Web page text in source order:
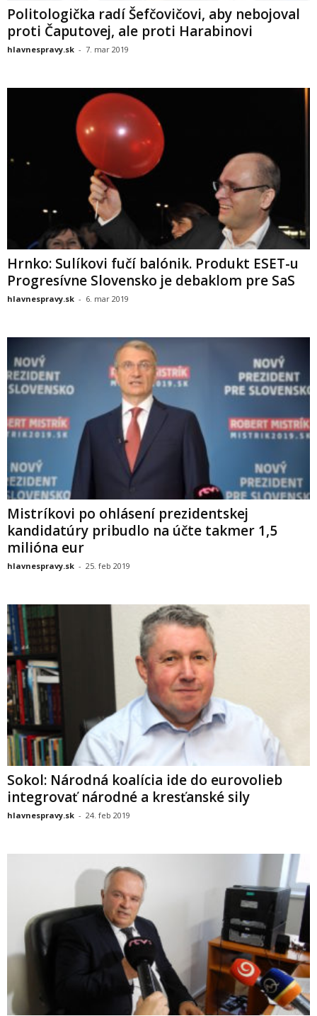
Politologička radí Šefčovičovi, aby nebojoval
proti Čaputovej, ale proti Harabinovi
hlavnespravy.sk - 7. mar 2019
Hrnko: Sulíkovi fučí balónik. Produkt ESET-u
Progresívne Slovensko je debaklom pre SaS
hlavnespravy.sk - 6. mar 2019
Mistríkovi po ohlásení prezidentskej
kandidatúry pribudlo na účte takmer 1,5
milióna eur
hlavnespravy.sk - 25. feb 2019
Sokol: Národná koalícia ide do eurovolieb
integrovať národné a kresťanské sily
hlavnespravy.sk - 24. feb 2019